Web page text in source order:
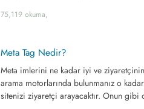
75,119 okuma,
Meta Tag Nedir?
Meta imlerini ne kadar iyi ve
arama motorlarında bulunmanız o
sitenizi ziyaretçi arayacaktır. Onun gibi